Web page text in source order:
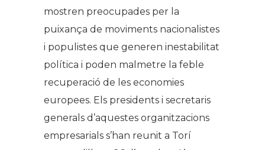
mostren preocupades per la
puixança de moviments nacionalistes
i populistes que generen inestabilitat
política i poden malmetre la feble
recuperació de les economies
europees. Els presidents i secretaris
generals d’aquestes organitzacions
empresarials s’han reunit a Torí